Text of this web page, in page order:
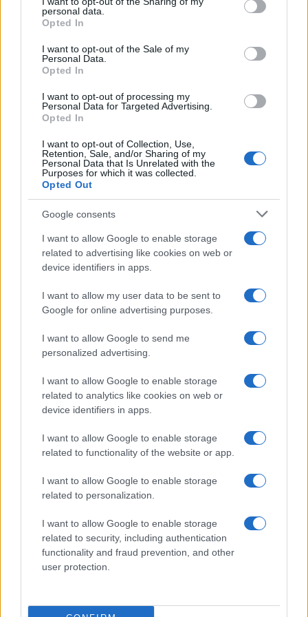
grant or deny consent to Google and its third-party tags to
use your data for below specified purposes in below Google
consent section.
personal data.
Opted In
I want to opt-out of the Sale of my
Personal Data.
Opted In
I want to opt-out of processing my
Personal Data for Targeted Advertising.
Opted In
I want to opt-out of Collection, Use,
Retention, Sale, and/or Sharing of my
Personal Data that Is Unrelated with the
Purposes for which it was collected.
Opted Out
Google consents
I want to allow Google to enable storage
related to advertising like cookies on web or
device identifiers in apps.
I want to allow my user data to be sent to
Google for online advertising purposes.
I want to allow Google to send me
personalized advertising.
I want to allow Google to enable storage
related to analytics like cookies on web or
device identifiers in apps.
I want to allow Google to enable storage
related to functionality of the website or app.
I want to allow Google to enable storage
related to personalization.
I want to allow Google to enable storage
related to security, including authentication
functionality and fraud prevention, and other
user protection.
Pittacolo trionfa alle Due Carrare e porta
la fiaccola paralimpica a Trieste
gravel e vive l'emozione di portare la fiaccola paralimpica in
centro a Trieste
BASKET
Alpha Diallo e Isaac Bonga verso la Nba:
cosa cambia per Monaco e Partizan
lasciare l'Euroleague in estate grazie a clausole di uscita che
permettono la chiamata verso…
Niccolò Conforti · 5 Apr 2026
CICLISMO
Calze tecniche bianche per ciclismo con